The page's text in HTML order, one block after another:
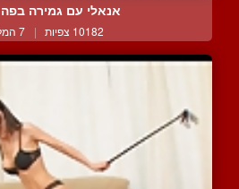
אנאלי עם גמירה בפה
10182 צפיות | 7 המלצות